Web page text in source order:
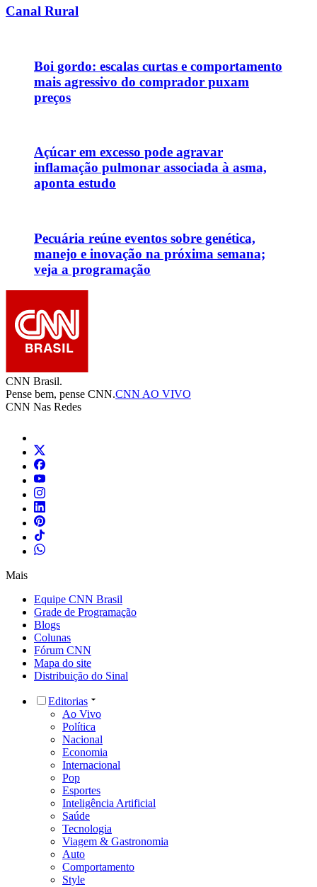
Canal Rural
Boi gordo: escalas curtas e comportamento
mais agressivo do comprador puxam
preços
Açúcar em excesso pode agravar
inflamação pulmonar associada à asma,
aponta estudo
Pecuária reúne eventos sobre genética,
manejo e inovação na próxima semana;
veja a programação
CNN Brasil.
Pense bem, pense CNN.CNN AO VIVO
CNN Nas Redes
Mais
Equipe CNN Brasil
Grade de Programação
Blogs
Colunas
Fórum CNN
Mapa do site
Distribuição do Sinal
Editorias
Ao Vivo
Política
Nacional
Economia
Internacional
Pop
Esportes
Inteligência Artificial
Saúde
Tecnologia
Viagem & Gastronomia
Auto
Comportamento
Style